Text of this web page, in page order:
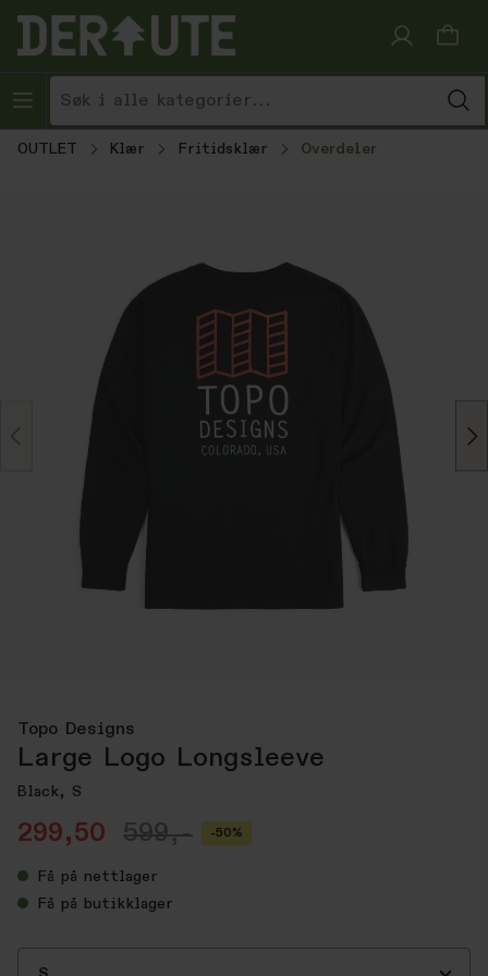
Hopp til innhold
OUTLET Klær Fritidsklær Overdeler
Topo Designs
Large Logo Longsleeve
Black, S
299,50 599,- -50%
Få på nettlager
Få på butikklager